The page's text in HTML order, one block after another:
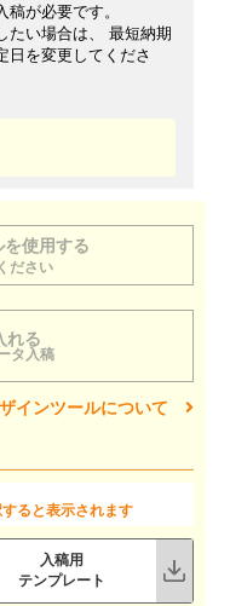
が必要です。
たい場合は、 最短納期
日を変更してくださ
使用する
ださい
れる
タ入稿
インツールについて
ると表示されます
入稿用
テンプレート